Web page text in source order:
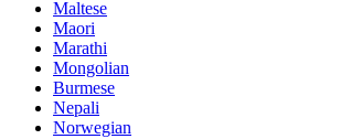
Maltese
Maori
Marathi
Mongolian
Burmese
Nepali
Norwegian